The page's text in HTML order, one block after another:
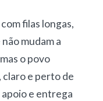
filas longas,
mudam a
o povo
claro e perto de
apoio e entrega